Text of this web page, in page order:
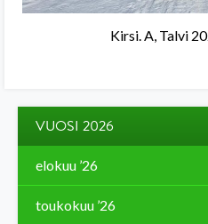
Kirsi. A, Talvi
VUOSI 2026
elokuu ’26
toukokuu ’26